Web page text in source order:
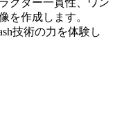
クター一貫性、ワン
を作成します。
技術の力を体験し